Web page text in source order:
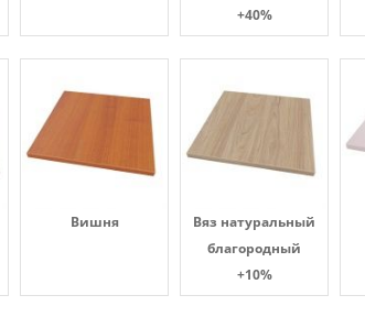
+40%
Вишня
Вяз натуральный
благородный
+10%